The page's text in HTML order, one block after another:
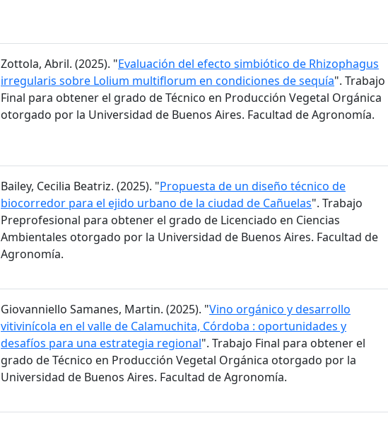
Zottola, Abril. (2025). "Evaluación del efecto simbiótico de Rhizophagus
irregularis sobre Lolium multiflorum en condiciones de sequía". Trabajo
Final para obtener el grado de Técnico en Producción Vegetal Orgánica
otorgado por la Universidad de Buenos Aires. Facultad de Agronomía.
Bailey, Cecilia Beatriz. (2025). "Propuesta de un diseño técnico de
biocorredor para el ejido urbano de la ciudad de Cañuelas". Trabajo
Preprofesional para obtener el grado de Licenciado en Ciencias
Ambientales otorgado por la Universidad de Buenos Aires. Facultad de
Agronomía.
Giovanniello Samanes, Martin. (2025). "Vino orgánico y desarrollo
vitivinícola en el valle de Calamuchita, Córdoba : oportunidades y
desafíos para una estrategia regional". Trabajo Final para obtener el
grado de Técnico en Producción Vegetal Orgánica otorgado por la
Universidad de Buenos Aires. Facultad de Agronomía.